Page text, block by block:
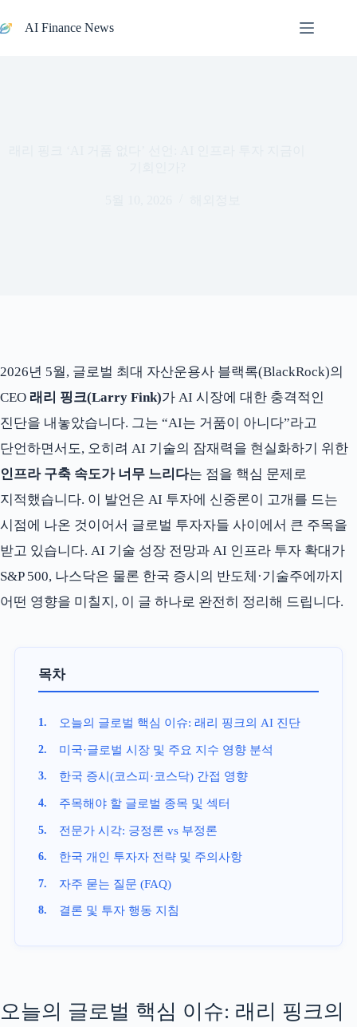
건너뛰기AI Finance News
2026년 5월, 글로벌 최대 자산운용사 블랙록(BlackRock)의
CEO 래리 핑크(Larry Fink)가 AI 시장에 대한 충격적인
진단을 내놓았습니다. 그는 “AI는 거품이 아니다”라고
단언하면서도, 오히려 AI 기술의 잠재력을 현실화하기 위한
인프라 구축 속도가 너무 느리다는 점을 핵심 문제로
지적했습니다. 이 발언은 AI 투자에 신중론이 고개를 드는
시점에 나온 것이어서 글로벌 투자자들 사이에서 큰 주목을
받고 있습니다. AI 기술 성장 전망과 AI 인프라 투자 확대가
S&P 500, 나스닥은 물론 한국 증시의 반도체·기술주에까지
어떤 영향을 미칠지, 이 글 하나로 완전히 정리해 드립니다.
목차
오늘의 글로벌 핵심 이슈: 래리 핑크의 AI 진단
미국·글로벌 시장 및 주요 지수 영향 분석
한국 증시(코스피·코스닥) 간접 영향
주목해야 할 글로벌 종목 및 섹터
전문가 시각: 긍정론 vs 부정론
한국 개인 투자자 전략 및 주의사항
자주 묻는 질문 (FAQ)
결론 및 투자 행동 지침
오늘의 글로벌 핵심 이슈: 래리 핑크의